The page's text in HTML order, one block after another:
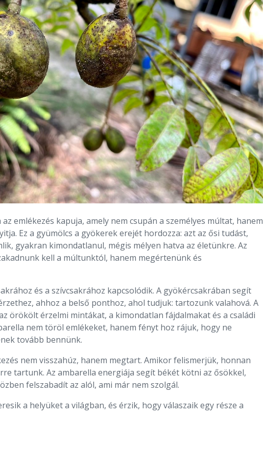
emlékezés kapuja, amely nem csupán a személyes múltat, hanem
Ez a gyümölcs a gyökerek erejét hordozza: azt az ősi tudást,
gyakran kimondatlanul, mégis mélyen hatva az életünkre. Az
kell a múltunktól, hanem megértenünk és
és a szívcsakrához kapcsolódik. A gyökércsakrában segít
ahhoz a belső ponthoz, ahol tudjuk: tartozunk valahová. A
örökölt érzelmi mintákat, a kimondatlan fájdalmakat és a családi
nem töröl emlékeket, hanem fényt hoz rájuk, hogy ne
tovább bennünk.
nem visszahúz, hanem megtart. Amikor felismerjük, honnan
tartunk. Az ambarella energiája segít békét kötni az ősökkel,
felszabadít az alól, ami már nem szolgál.
a helyüket a világban, és érzik, hogy válaszaik egy része a